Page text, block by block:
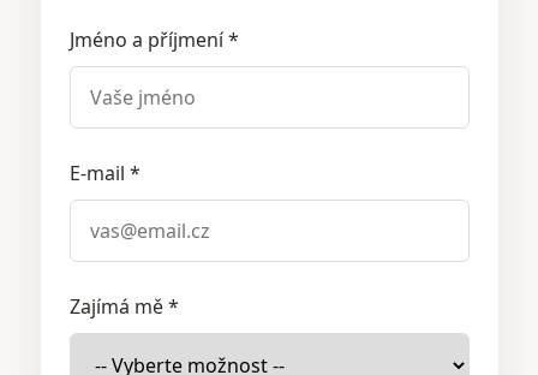
Jméno a příjmení *
E-mail *
Zajímá mě *